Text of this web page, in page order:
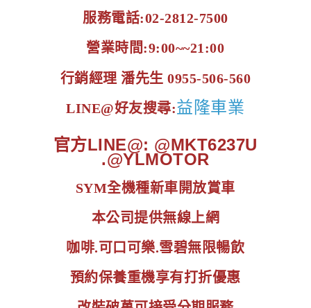
服務電話:02-2812-7500
營業時間:9:00~~21:00
行銷經理 潘先生 0955-506-560
LINE@好友搜尋:益隆車業
官方LINE@: @MKT6237U
.@YLMOTOR
SYM全機種新車開放賞車
本公司提供無線上網
咖啡.可口可樂.雪碧無限暢飲
預約保養重機享有打折優惠